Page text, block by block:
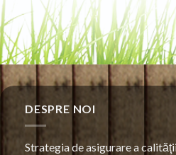
DESPRE NOI
Strategia de asigurare a